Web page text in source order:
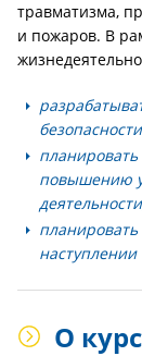
травматизма,
и пожаров. В
повышению
О